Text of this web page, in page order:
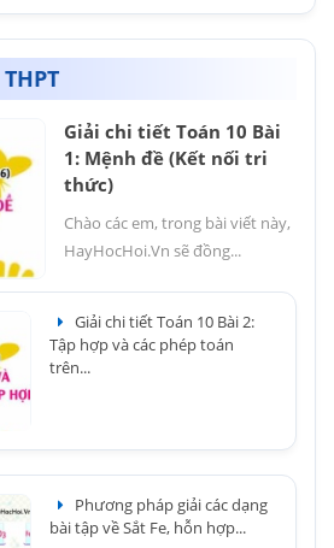
Giải chi tiết Toán 10 Bài
1: Mệnh đề (Kết nối tri
thức)
Chào các em, trong bài viết này,
HayHocHoi.Vn sẽ đồng...
Giải chi tiết Toán 10 Bài 2:
Tập hợp và các phép toán
trên...
Phương pháp giải các dạng
bài tập về Sắt Fe, hỗn hợp...